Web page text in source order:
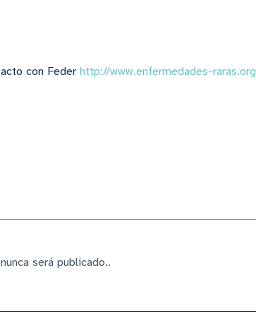
con Feder http://www.enfermedades-raras.org
será publicado..